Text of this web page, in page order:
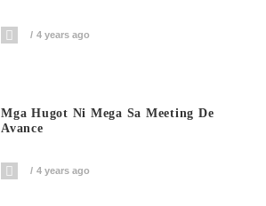
4 years ago
Mga Hugot Ni Mega Sa Meeting De
Avance
4 years ago